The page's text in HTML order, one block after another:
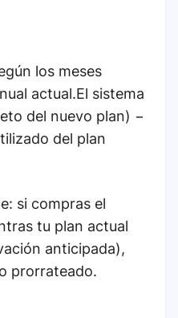
los meses
actual.El sistema
del nuevo plan) −
del plan
si compras el
tu plan actual
anticipada),
prorrateado.